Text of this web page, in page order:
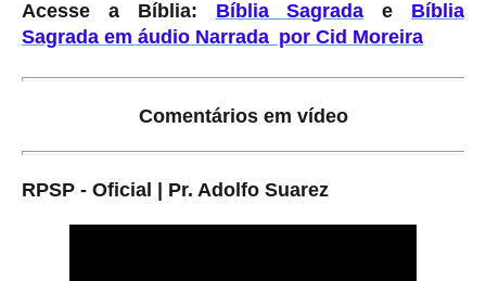
Acesse a Bíblia: Bíblia Sagrada e Bíblia
Sagrada em áudio Narrada por Cid Moreira
Comentários em vídeo
RPSP - Oficial | Pr. Adolfo Suarez